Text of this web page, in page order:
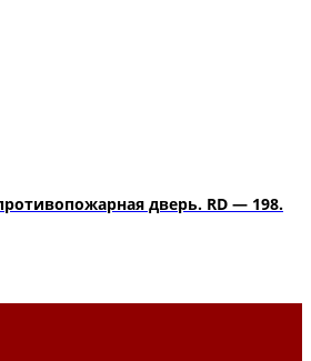
дверь. RD — 198.